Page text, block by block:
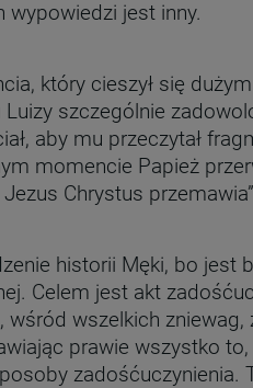
34,99 zł
Cena regularna:
Najniższa cena: 29,99 zł
wypowiedzi jest inny.
który cieszył się
szczególnie
aby mu przeczytał
momencie Papież
Chrystus
historii Męki, bo jest
Celem jest akt
wszelkich zniewag,
prawie wszystko
zadośćuczynienia.